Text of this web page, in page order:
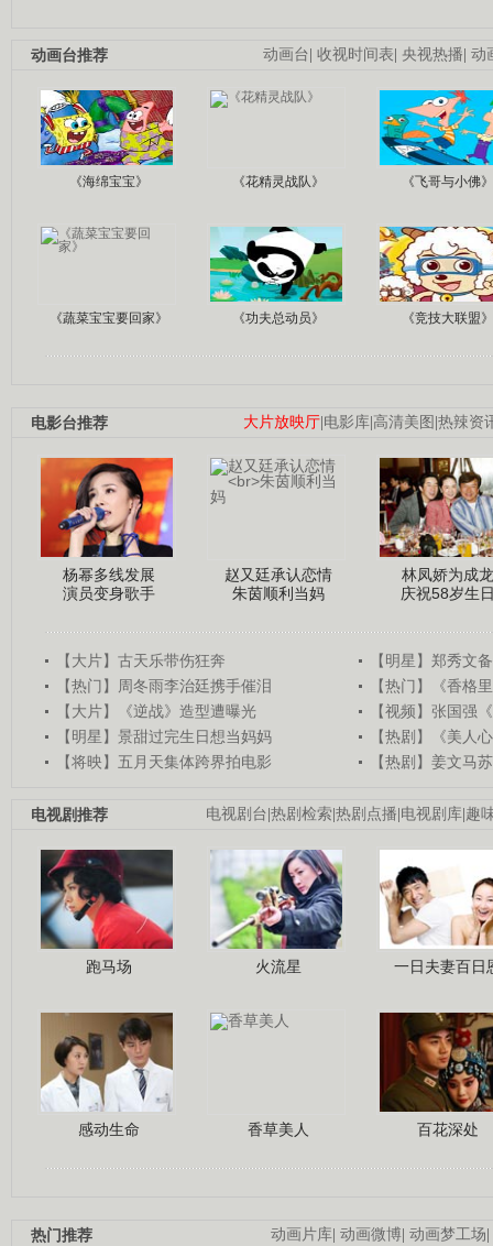
动画台 收视时间表 央视热播 动
动画台推荐
《海绵宝宝》 《花精灵战队》 《飞哥与小佛》
《蔬菜宝宝要回家》 《功夫总动员》 《竞技大联盟》
大片放映厅 电影库 高清美图 热辣资
电影台推荐
杨幂多线发展
演员变身歌手
赵又廷承认恋情
朱茵顺利当妈
林凤娇为成龙
庆祝58岁生
【大片】古天乐带伤狂奔
【明星】郑秀文
【热门】周冬雨李治廷携手催泪
【热门】《香格
【大片】《逆战》造型遭曝光
【视频】张国强
【明星】景甜过完生日想当妈妈
【热剧】《美人
【将映】五月天集体跨界拍电影
【热剧】姜文马
电视剧台 热剧检索 热剧点播 电视剧库 趣
电视剧推荐
跑马场 火流星 一日夫妻百日
感动生命 香草美人 百花深处
动画片库 动画微博 动画梦工场
热门推荐